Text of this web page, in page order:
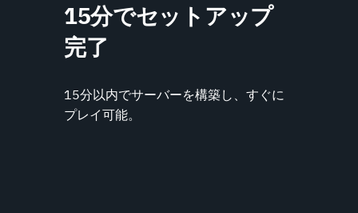
15分でセットアップ
完了
15分以内でサーバーを構築し、すぐに
プレイ可能。